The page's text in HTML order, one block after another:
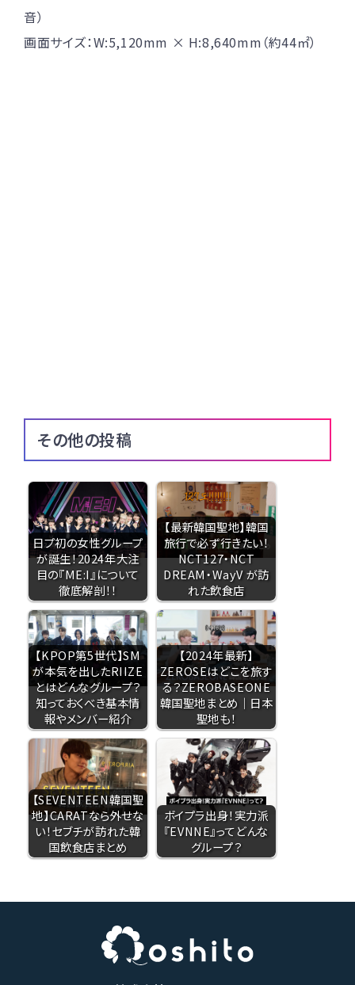
音）
画面サイズ：W:5,120mm × H:8,640mm（約44㎡）
その他の投稿
日プ初の女性グループ
が誕生！2024年大注
目の『ME:I』について
徹底解剖！！
【最新韓国聖地】韓国
旅行で必ず行きたい！
NCT127・NCT
DREAM・WayV が訪
れた飲食店
【KPOP第5世代】SM
が本気を出したRIIZE
とはどんなグループ？
知っておくべき基本情
報やメンバー紹介
【2024年最新】
ZEROSEはどこを旅す
る？ZEROBASEONE
韓国聖地まとめ｜日本
聖地も！
【SEVENTEEN韓国聖
地】CARATなら外せな
い！セブチが訪れた韓
国飲食店まとめ
ボイプラ出身！実力派
『EVNNE』ってどんな
グループ？